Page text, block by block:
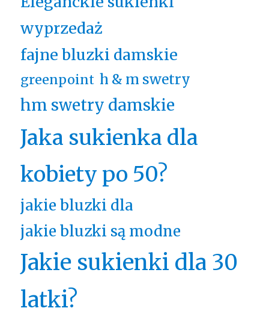
wyprzedaż
fajne bluzki damskie
greenpoint h & m swetry
hm swetry damskie
Jaka sukienka dla
kobiety po 50?
jakie bluzki dla
jakie bluzki są modne
Jakie sukienki dla 30
latki?